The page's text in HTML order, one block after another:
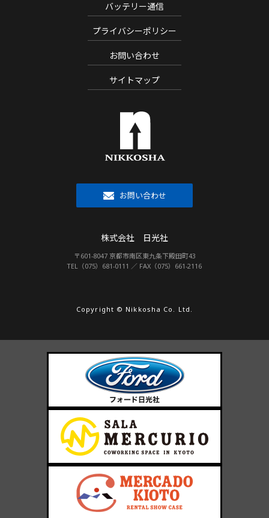
お問い合わせ
株式会社 日光社
〒601-8047 京都市南区東九条下殿田町43
TEL（075）681-0111 ／ FAX（075）661-2116
バッテリー通信
プライバシーポリシー
お問い合わせ
サイトマップ
Copyright © Nikkosha Co. Ltd.